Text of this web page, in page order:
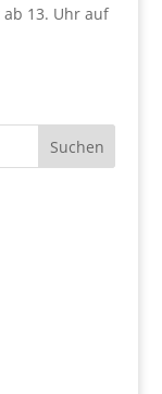
13. Uhr auf